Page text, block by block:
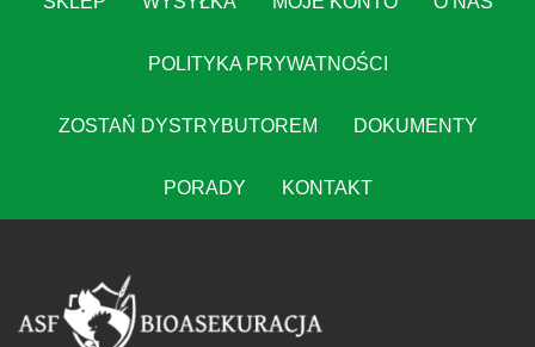
POLITYKA PRYWATNOŚCI
ZOSTAŃ DYSTRYBUTOREM DOKUMENTY
PORADY KONTAKT